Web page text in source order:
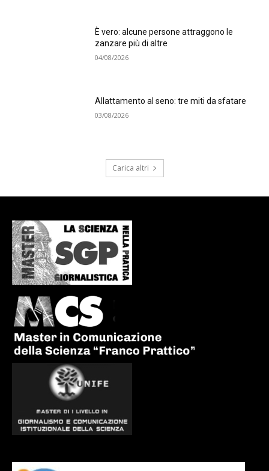
È vero: alcune persone attraggono le
zanzare più di altre
04/08/2026
Allattamento al seno: tre miti da sfatare
03/08/2026
Carica altri